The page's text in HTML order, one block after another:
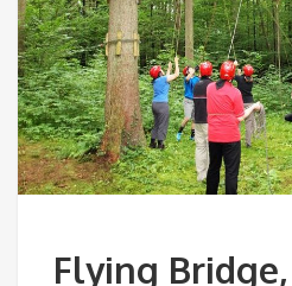
Flying